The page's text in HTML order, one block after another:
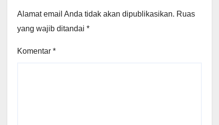
Alamat email Anda tidak akan dipublikasikan. Ruas
yang wajib ditandai *
Komentar *